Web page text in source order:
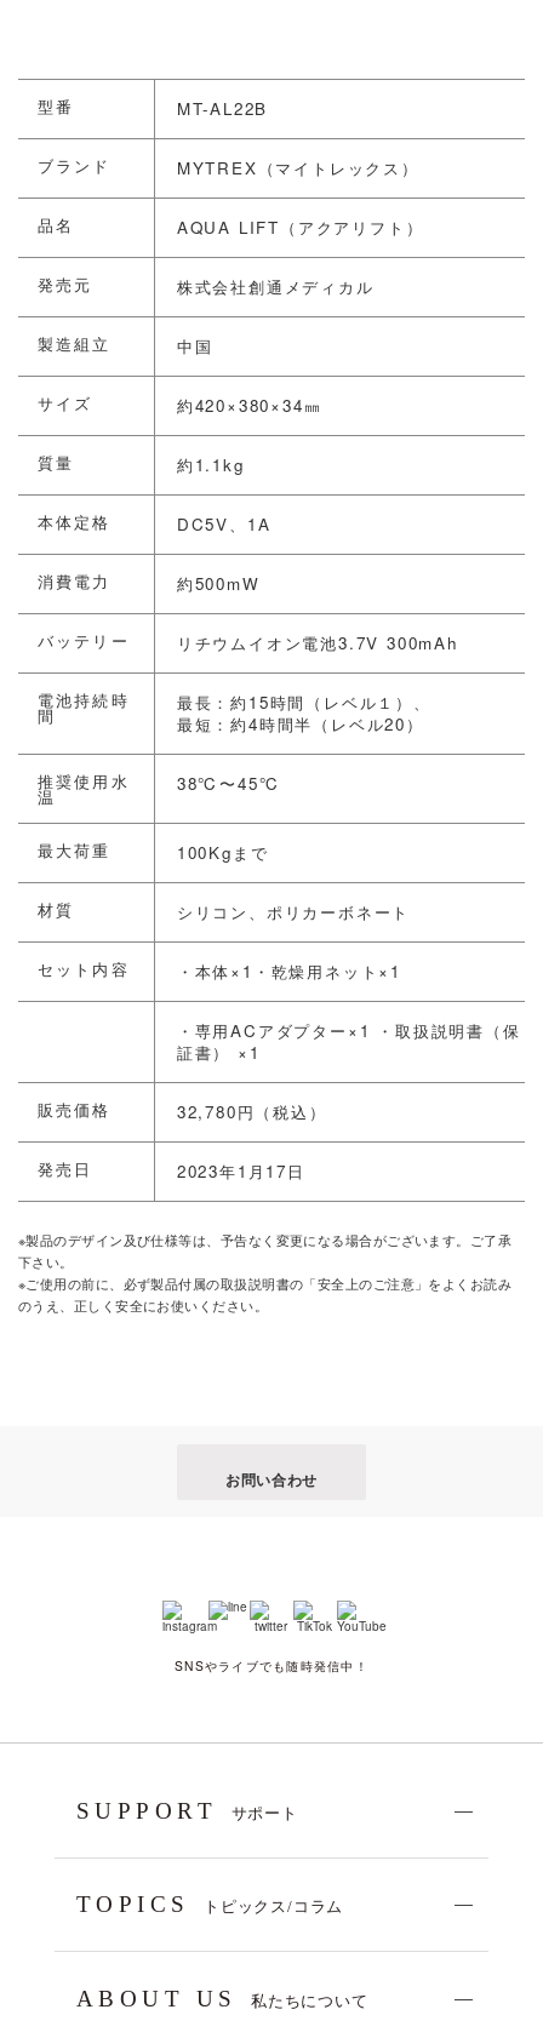
型番 MT-AL22B
ブランド MYTREX（マイトレックス）
品名 AQUA LIFT（アクアリフト）
発売元 株式会社創通メディカル
製造組立 中国
サイズ 約420×380×34㎜
質量 約1.1kg
本体定格 DC5V、1A
消費電力 約500mW
バッテリー リチウムイオン電池3.7V 300mAh
電池持続時
間
最長：約15時間（レベル１）、
最短：約4時間半（レベル20）
推奨使用水
温
38℃〜45℃
最大荷重 100Kgまで
材質 シリコン、ポリカーボネート
セット内容 ・本体×1・乾燥用ネット×1
・専用ACアダプター×1 ・取扱説明書（保
証書） ×1
販売価格 32,780円（税込）
発売日 2023年1月17日
※製品のデザイン及び仕様等は、予告なく変更になる場合がございます。ご了承
下さい。
※ご使用の前に、必ず製品付属の取扱説明書の「安全上のご注意」をよくお読み
のうえ、正しく安全にお使いください。
お問い合わせ
SNSやライブでも随時発信中！
SUPPORT サポート
TOPICS トピックス/コラム
ABOUT US 私たちについて